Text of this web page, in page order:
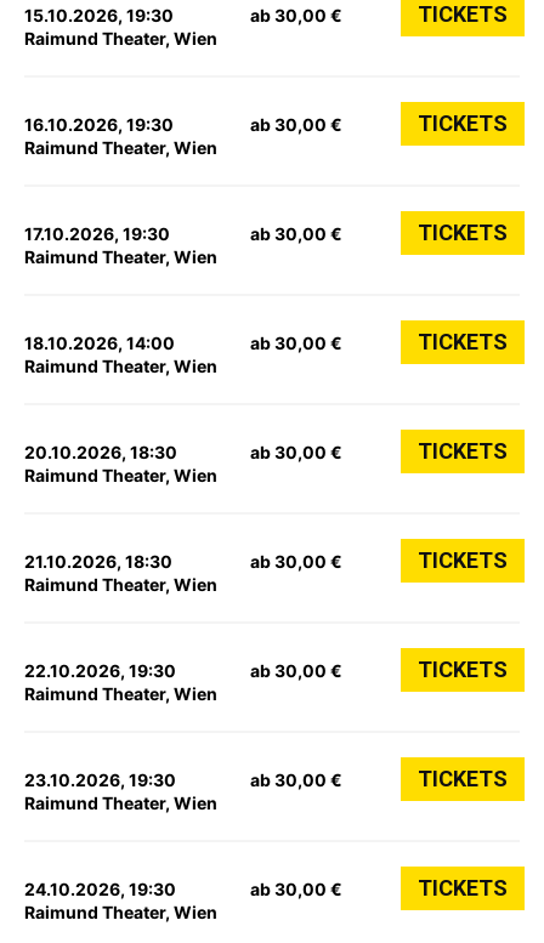
15.10.2026, 19:30
Raimund Theater, Wien
ab 30,00 € TICKETS
16.10.2026, 19:30
Raimund Theater, Wien
ab 30,00 € TICKETS
17.10.2026, 19:30
Raimund Theater, Wien
ab 30,00 € TICKETS
18.10.2026, 14:00
Raimund Theater, Wien
ab 30,00 € TICKETS
20.10.2026, 18:30
Raimund Theater, Wien
ab 30,00 € TICKETS
21.10.2026, 18:30
Raimund Theater, Wien
ab 30,00 € TICKETS
22.10.2026, 19:30
Raimund Theater, Wien
ab 30,00 € TICKETS
23.10.2026, 19:30
Raimund Theater, Wien
ab 30,00 € TICKETS
24.10.2026, 19:30
Raimund Theater, Wien
ab 30,00 € TICKETS